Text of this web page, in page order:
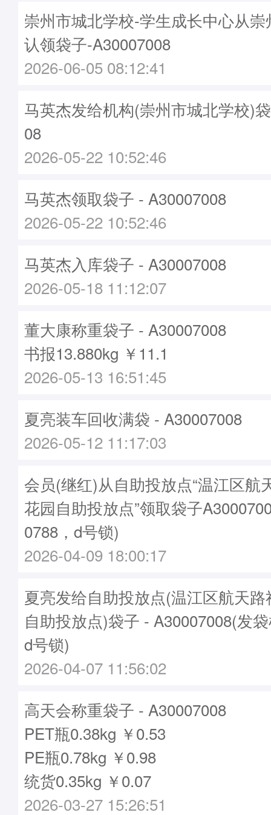
崇州市城北学校-学生成长中心从
认领袋子-A30007008
2026-06-05 08:12:41
马英杰发给机构(崇州市城北学校)
08
2026-05-22 10:52:46
马英杰领取袋子 - A30007008
2026-05-22 10:52:46
马英杰入库袋子 - A30007008
2026-05-18 11:12:07
董大康称重袋子 - A30007008
书报13.880kg ￥11.1
2026-05-13 16:51:45
夏亮装车回收满袋 - A30007008
2026-05-12 11:17:03
会员(继红)从自助投放点“温江区航
花园自助投放点”领取袋子
0788，d号锁)
2026-04-09 18:00:17
夏亮发给自助投放点(温江区航天
自助投放点)袋子 - A30007008(发
d号锁)
2026-04-07 11:56:02
高天会称重袋子 - A30007008
PET瓶0.38kg ￥0.53
PE瓶0.78kg ￥0.98
统货0.35kg ￥0.07
2026-03-27 15:26:51